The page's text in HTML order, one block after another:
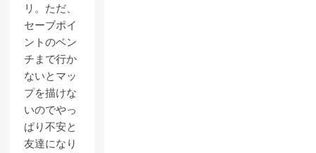
リ。ただ、
セーブポイ
ントのベン
チまで行か
ないとマッ
プを描けな
いのでやっ
ぱり不安と
友達になり